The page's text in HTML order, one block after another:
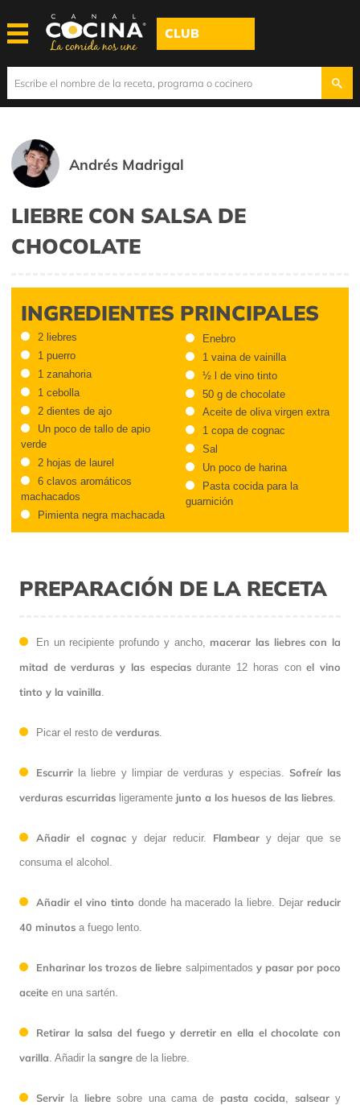
CLUB
Andrés Madrigal
LIEBRE CON SALSA DE
CHOCOLATE
INGREDIENTES PRINCIPALES
2 liebres
1 puerro
1 zanahoria
1 cebolla
2 dientes de ajo
Un poco de tallo de apio
verde
2 hojas de laurel
6 clavos aromáticos
machacados
Pimienta negra machacada
Enebro
1 vaina de vainilla
½ l de vino tinto
50 g de chocolate
Aceite de oliva virgen extra
1 copa de cognac
Sal
Un poco de harina
Pasta cocida para la
guarnición
PREPARACIÓN DE LA RECETA
En un recipiente profundo y ancho, macerar las liebres con la
mitad de verduras y las especiasdurante 12 horas conel vino
tinto y la vainilla
Picar el resto de verduras
Escurrir la liebre y limpiar de verduras y especias. Sofreír las
verduras escurridas ligeramente junto a los huesos de las liebres
Añadir el cognacy dejar reducir. Flambear y dejar que se
consuma el alcohol.
Añadir el vino tinto donde ha macerado la liebre. Dejar reducir
40 minutos a fuego lento.
Enharinar los trozos de liebre salpimentados y pasar por poco
aceite en una sartén.
Retirar la salsa del fuego y derretir en ella el chocolate con
varilla . Añadir la sangre de la liebre.
Servir la liebresobre una cama de pasta cocida salseary